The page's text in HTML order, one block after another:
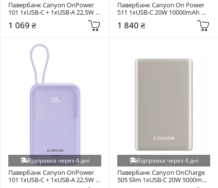
Павербанк Canyon OnPower
101 1xUSB-C + 1xUSB-A 22,5W
CPB101BK)
1 069 ₴
Павербанк Canyon On Power
511 1xUSB-C 20W 10000mAh
1 840 ₴
Відправка через 4 дні
Павербанк Canyon OnPower
101 1xUSB-C + 1xUSB-A 22,5W
Відправка через 4 дні
Павербанк Canyon OnCharge
505 Slim 1xUSB-C 20W 5000mAh